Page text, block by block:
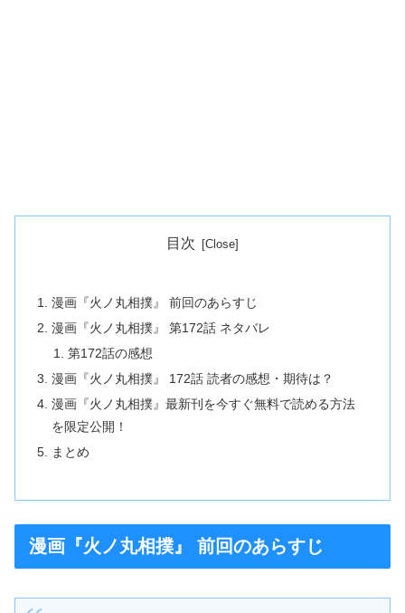
目次
漫画『火ノ丸相撲』 前回のあらすじ
漫画『火ノ丸相撲』 第172話 ネタバレ
第172話の感想
漫画『火ノ丸相撲』 172話 読者の感想・期待は？
漫画『火ノ丸相撲』最新刊を今すぐ無料で読める方法
を限定公開！
まとめ
漫画『火ノ丸相撲』 前回のあらすじ